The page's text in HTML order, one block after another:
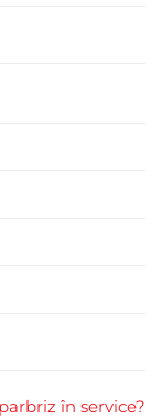
în service?